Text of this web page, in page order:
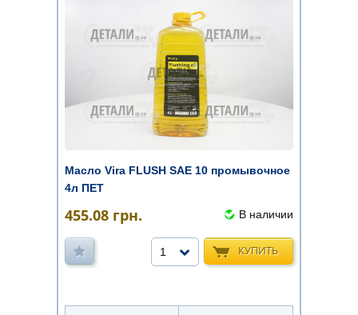
Масло Vira FLUSH SAE 10 промывочное
4л ПЕТ
455.08 грн. В наличии
КУПИТЬ
1